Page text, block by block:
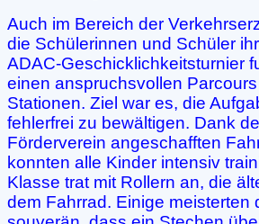
Auch im Bereich der
die Schülerinnen und Schüler
ADAC-Geschicklichkeitsturnier
einen anspruchsvollen
Stationen. Ziel war es, die
fehlerfrei zu bewältigen. Dank
Förderverein angeschafften
konnten alle Kinder intensiv
Klasse trat mit Rollern an, die
dem Fahrrad. Einige meisterten